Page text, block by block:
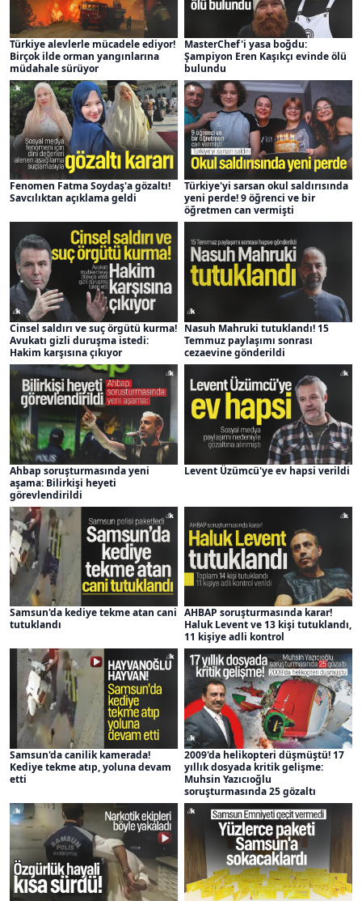
Türkiye alevlerle mücadele ediyor!
Birçok ilde orman yangınlarına
müdahale sürüyor
MasterChef'i yasa boğdu:
Şampiyon Eren Kaşıkçı evinde ölü
bulundu
Fenomen Fatma Soydaş'a gözaltı!
Savcılıktan açıklama geldi
Türkiye'yi sarsan okul saldırısında
yeni perde! 9 öğrenci ve bir
öğretmen can vermişti
Cinsel saldırı ve suç örgütü kurma!
Avukatı gizli duruşma istedi:
Hakim karşısına çıkıyor
Nasuh Mahruki tutuklandı! 15
Temmuz paylaşımı sonrası
cezaevine gönderildi
Ahbap soruşturmasında yeni
aşama: Bilirkişi heyeti
görevlendirildi
Levent Üzümcü'ye ev hapsi verildi
Samsun'da kediye tekme atan cani
tutuklandı
AHBAP soruşturmasında karar!
Haluk Levent ve 13 kişi tutuklandı,
11 kişiye adli kontrol
Samsun'da canilik kamerada!
Kediye tekme atıp, yoluna devam
etti
2009'da helikopteri düşmüştü! 17
yıllık dosyada kritik gelişme:
Muhsin Yazıcıoğlu
soruşturmasında 25 gözaltı